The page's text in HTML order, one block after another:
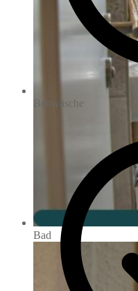
Bad
Bettwäsche